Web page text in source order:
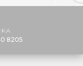
8205